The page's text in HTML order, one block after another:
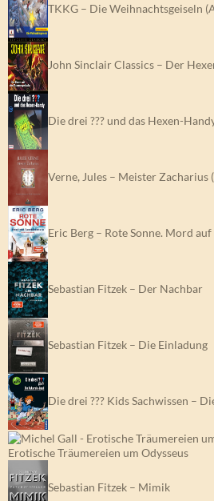
TKKG – Die Weihnachtsgeiseln
John Sinclair Classics – Der
Die drei ??? und das Hexen-
Verne, Jules – Meister Zacharius
Eric Berg – Rote Sonne. Mord
Sebastian Fitzek – Der Nachbar
Sebastian Fitzek – Die Einladung
Die drei ??? Kids Sachwissen –
Erotische Träumereien um Odysseus
Sebastian Fitzek – Mimik